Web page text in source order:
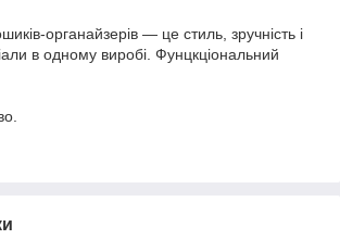
органайзерів — це стиль, зручність і
в одному виробі. Фунцкціональний